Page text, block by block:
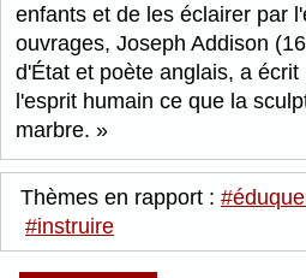
enfants et de les éclairer par
ouvrages, Joseph Addison
d'État et poète anglais, a écrit
l'esprit humain ce que la
marbre.
Thèmes en rapport :
#instruire